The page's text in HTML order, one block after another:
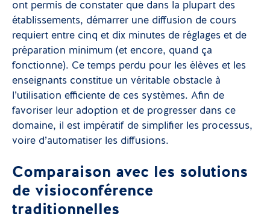
ont permis de constater que dans la plupart des
établissements, démarrer une diffusion de cours
requiert entre cinq et dix minutes de réglages et de
préparation minimum (et encore, quand ça
fonctionne). Ce temps perdu pour les élèves et les
enseignants constitue un véritable obstacle à
l’utilisation efficiente de ces systèmes. Afin de
favoriser leur adoption et de progresser dans ce
domaine, il est impératif de simplifier les processus,
voire d’automatiser les diffusions.
Comparaison avec les solutions
de visioconférence
traditionnelles